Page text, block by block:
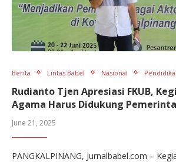
Berita Lintas Babel Nasional
Rudianto Tjen Apresiasi FKUB,
Agama Harus Didukung
June 21, 2025
PANGKALPINANG, Jurnalbabel.com –